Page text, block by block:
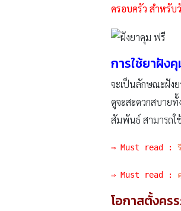
ครอบครัว สำหรับ
การใช้ยาฝัง
จะเป็นลักษณะฝังย
ดูจะสะดวกสบายทั้
สัมพันธ์ สามารถใ
⇒ Must read :
⇒ Must read :
โอกาสตั้งคร